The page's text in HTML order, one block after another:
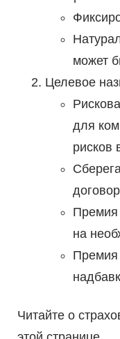
может
Целевое
для
рисков
Премия
на
Премия
Читайте о